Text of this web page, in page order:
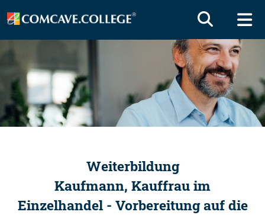
Weiterbildung
Kaufmann, Kauffrau im
Einzelhandel - Vorbereitung auf die